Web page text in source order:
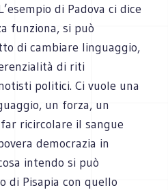
di Padova ci dice
funziona, si può
di cambiare linguaggio,
di riti
politici. Ci vuole una
un forza, un
ricircolare il sangue
democrazia in
intendo si può
di Pisapia con quello